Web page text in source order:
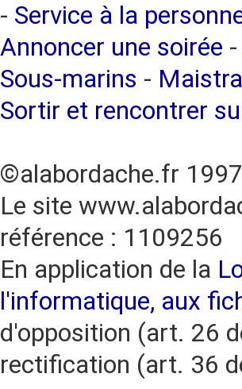
- Service à la
Annoncer une soirée -
Sous-marins -
Sortir et rencontrer
©alabordache.fr
Le site
référence : 1109256
En application de la
l'informatique, aux
d'opposition (art. 26
rectification (art. 36